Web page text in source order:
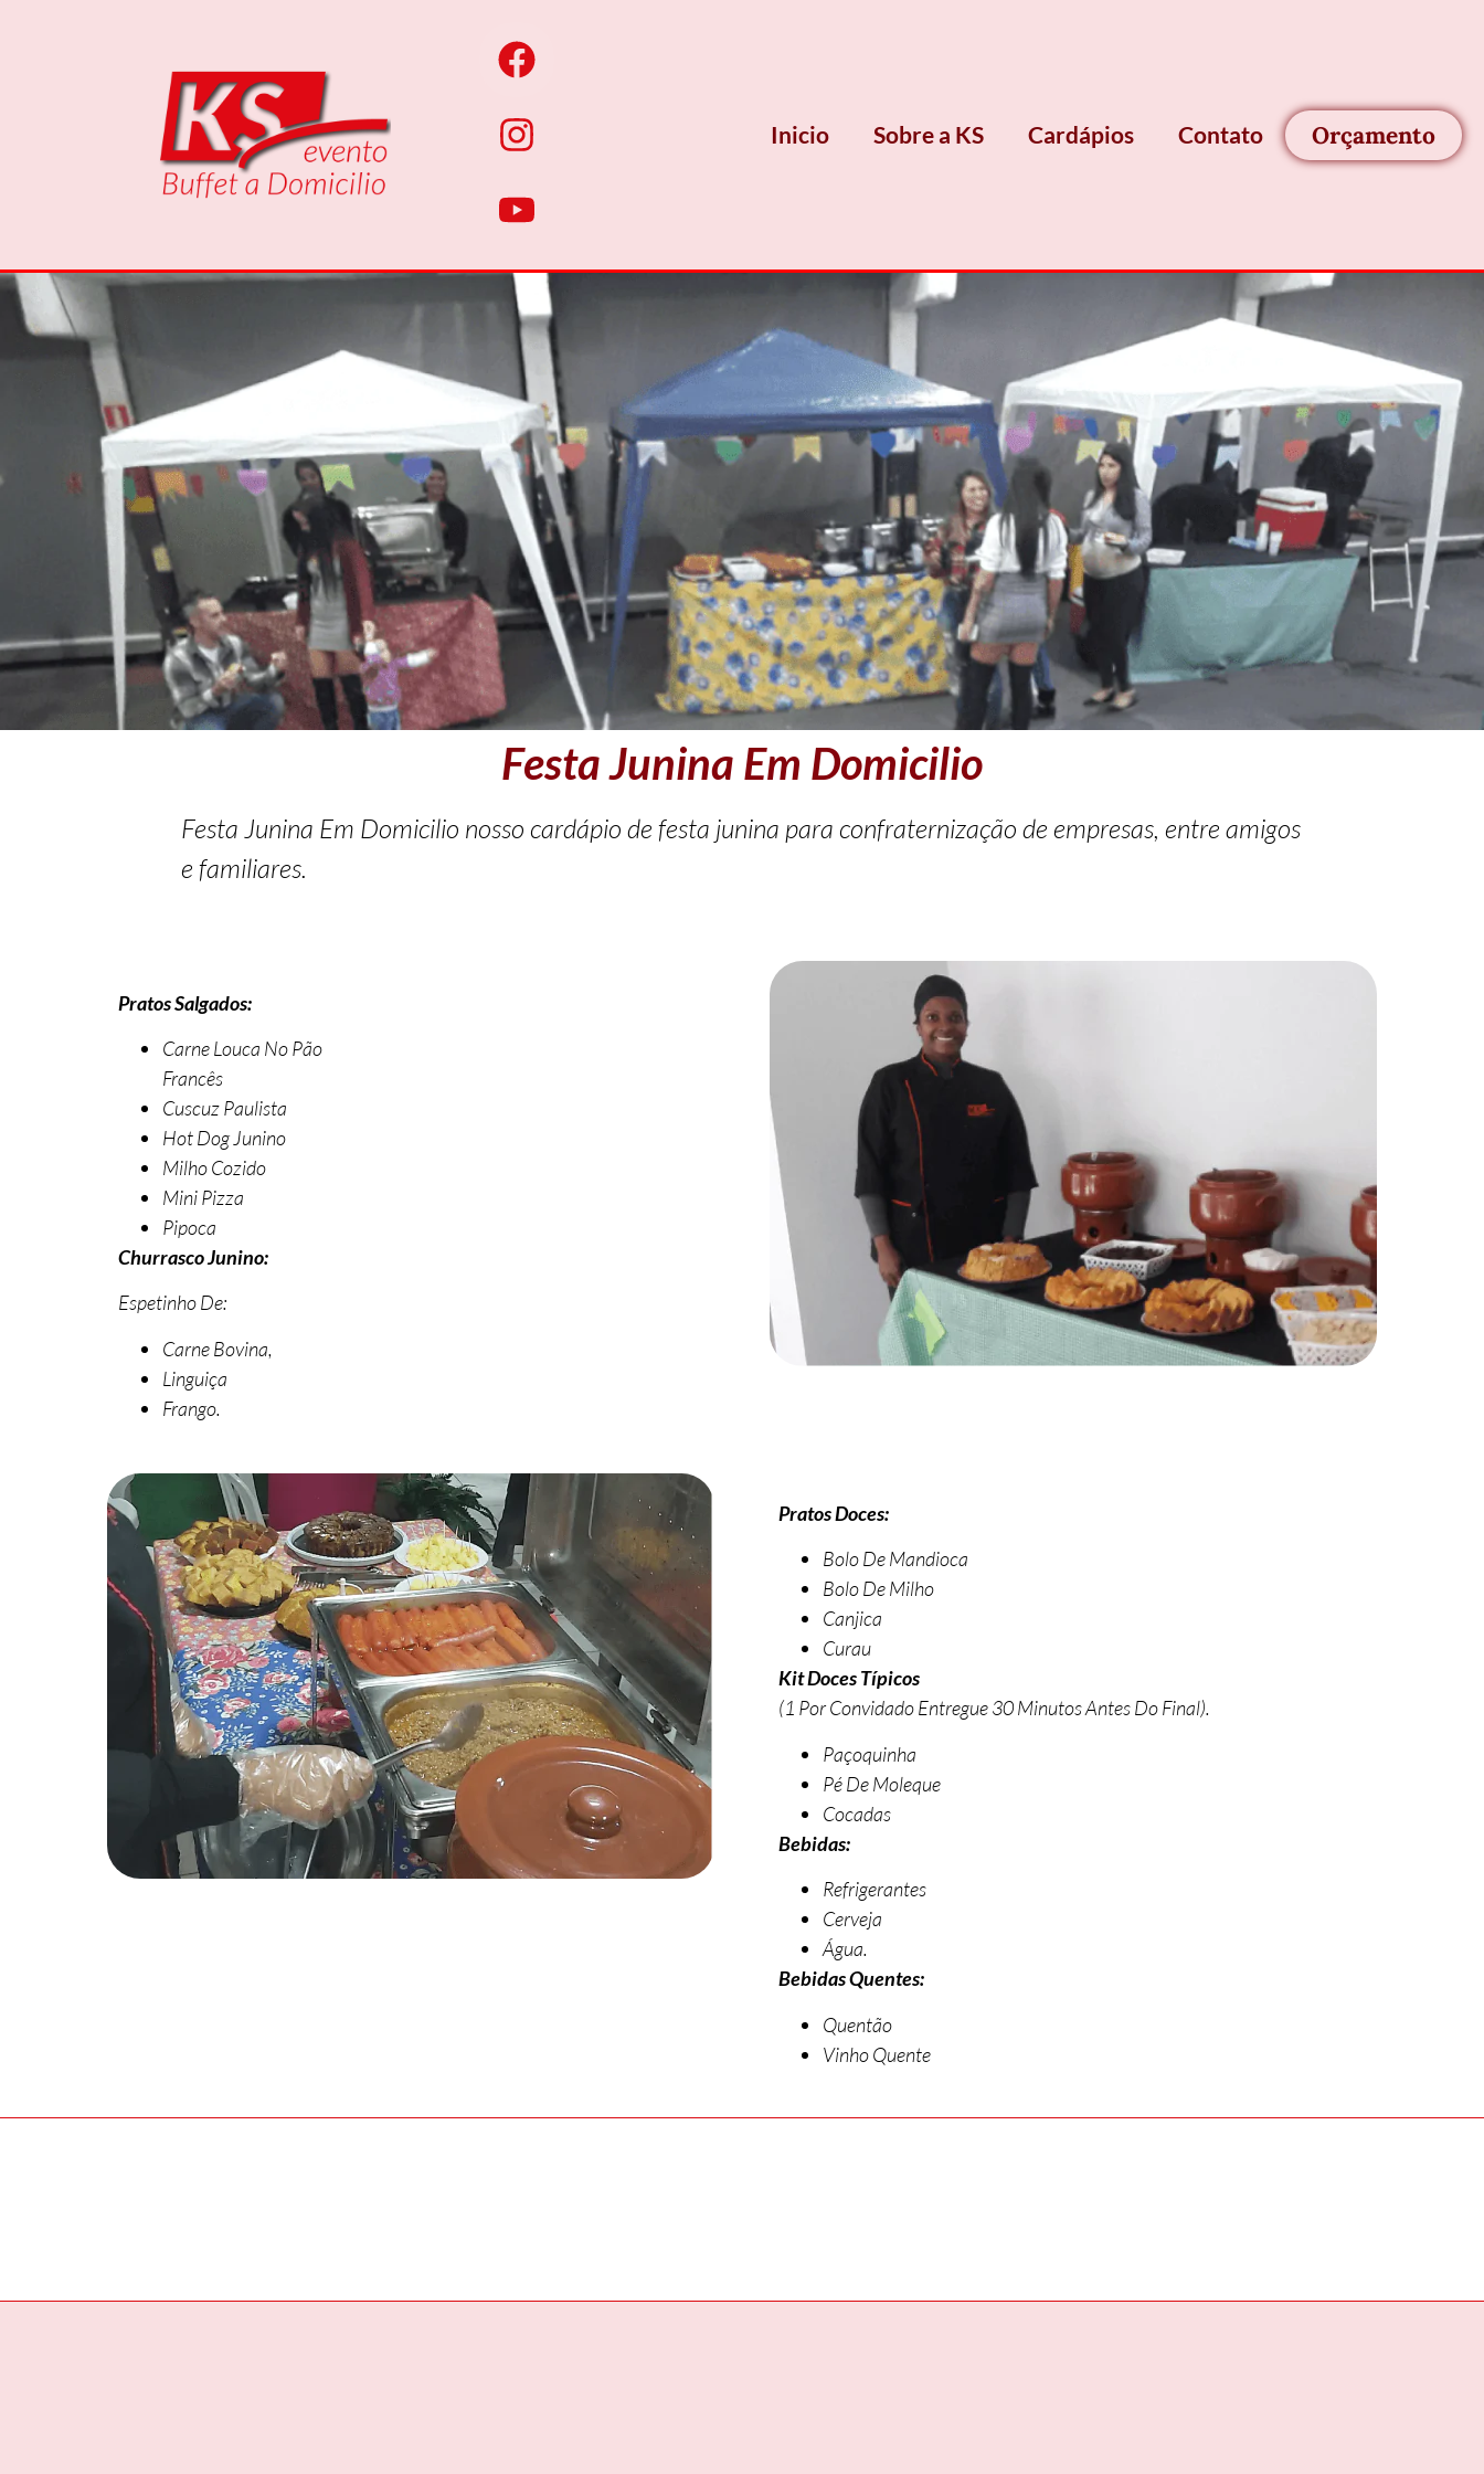
Inicio Sobre a KS Cardápios Contato Orçamento
Festa Junina Em Domicilio
Festa Junina Em Domicilio nosso cardápio de festa junina para confraternização de empresas, entre amigos
e familiares.
Pratos Salgados:
Carne Louca No Pão
Francês
Cuscuz Paulista
Hot Dog Junino
Milho Cozido
Mini Pizza
Pipoca
Churrasco Junino:
Espetinho De:
Carne Bovina,
Linguiça
Frango.
Pratos Doces:
Bolo De Mandioca
Bolo De Milho
Canjica
Curau
Kit Doces Típicos
(1 Por Convidado Entregue 30 Minutos Antes Do Final).
Paçoquinha
Pé De Moleque
Cocadas
Bebidas:
Refrigerantes
Cerveja
Água.
Bebidas Quentes:
Quentão
Vinho Quente